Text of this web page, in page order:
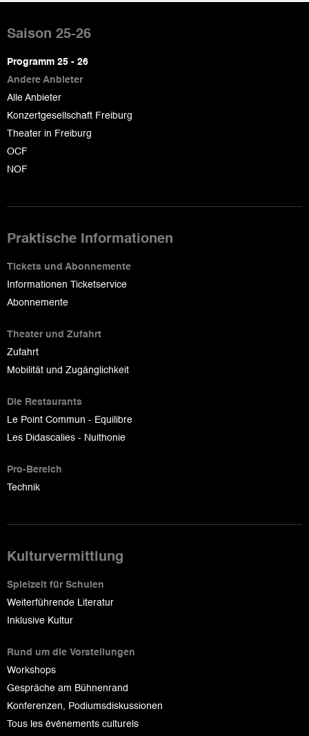
de
page
Saison 25-26
Programm 25 - 26
Andere Anbieter
Alle Anbieter
Konzertgesellschaft Freiburg
Theater in Freiburg
OCF
NOF
Praktische Informationen
Tickets und Abonnemente
Informationen Ticketservice
Abonnemente
Theater und Zufahrt
Zufahrt
Mobilität und Zugänglichkeit
Die Restaurants
Le Point Commun - Equilibre
Les Didascalies - Nuithonie
Pro-Bereich
Technik
Kulturvermittlung
Spielzeit für Schulen
Weiterführende Literatur
Inklusive Kultur
Rund um die Vorstellungen
Workshops
Gespräche am Bühnenrand
Konferenzen, Podiumsdiskussionen
Tous les événements culturels